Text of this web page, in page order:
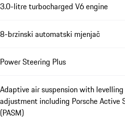
3.0-litre turbocharged V6 engine
8-brzinski automatski mjenjač
Power Steering Plus
Adaptive air suspension with
adjustment including Porsche Active
(PASM)